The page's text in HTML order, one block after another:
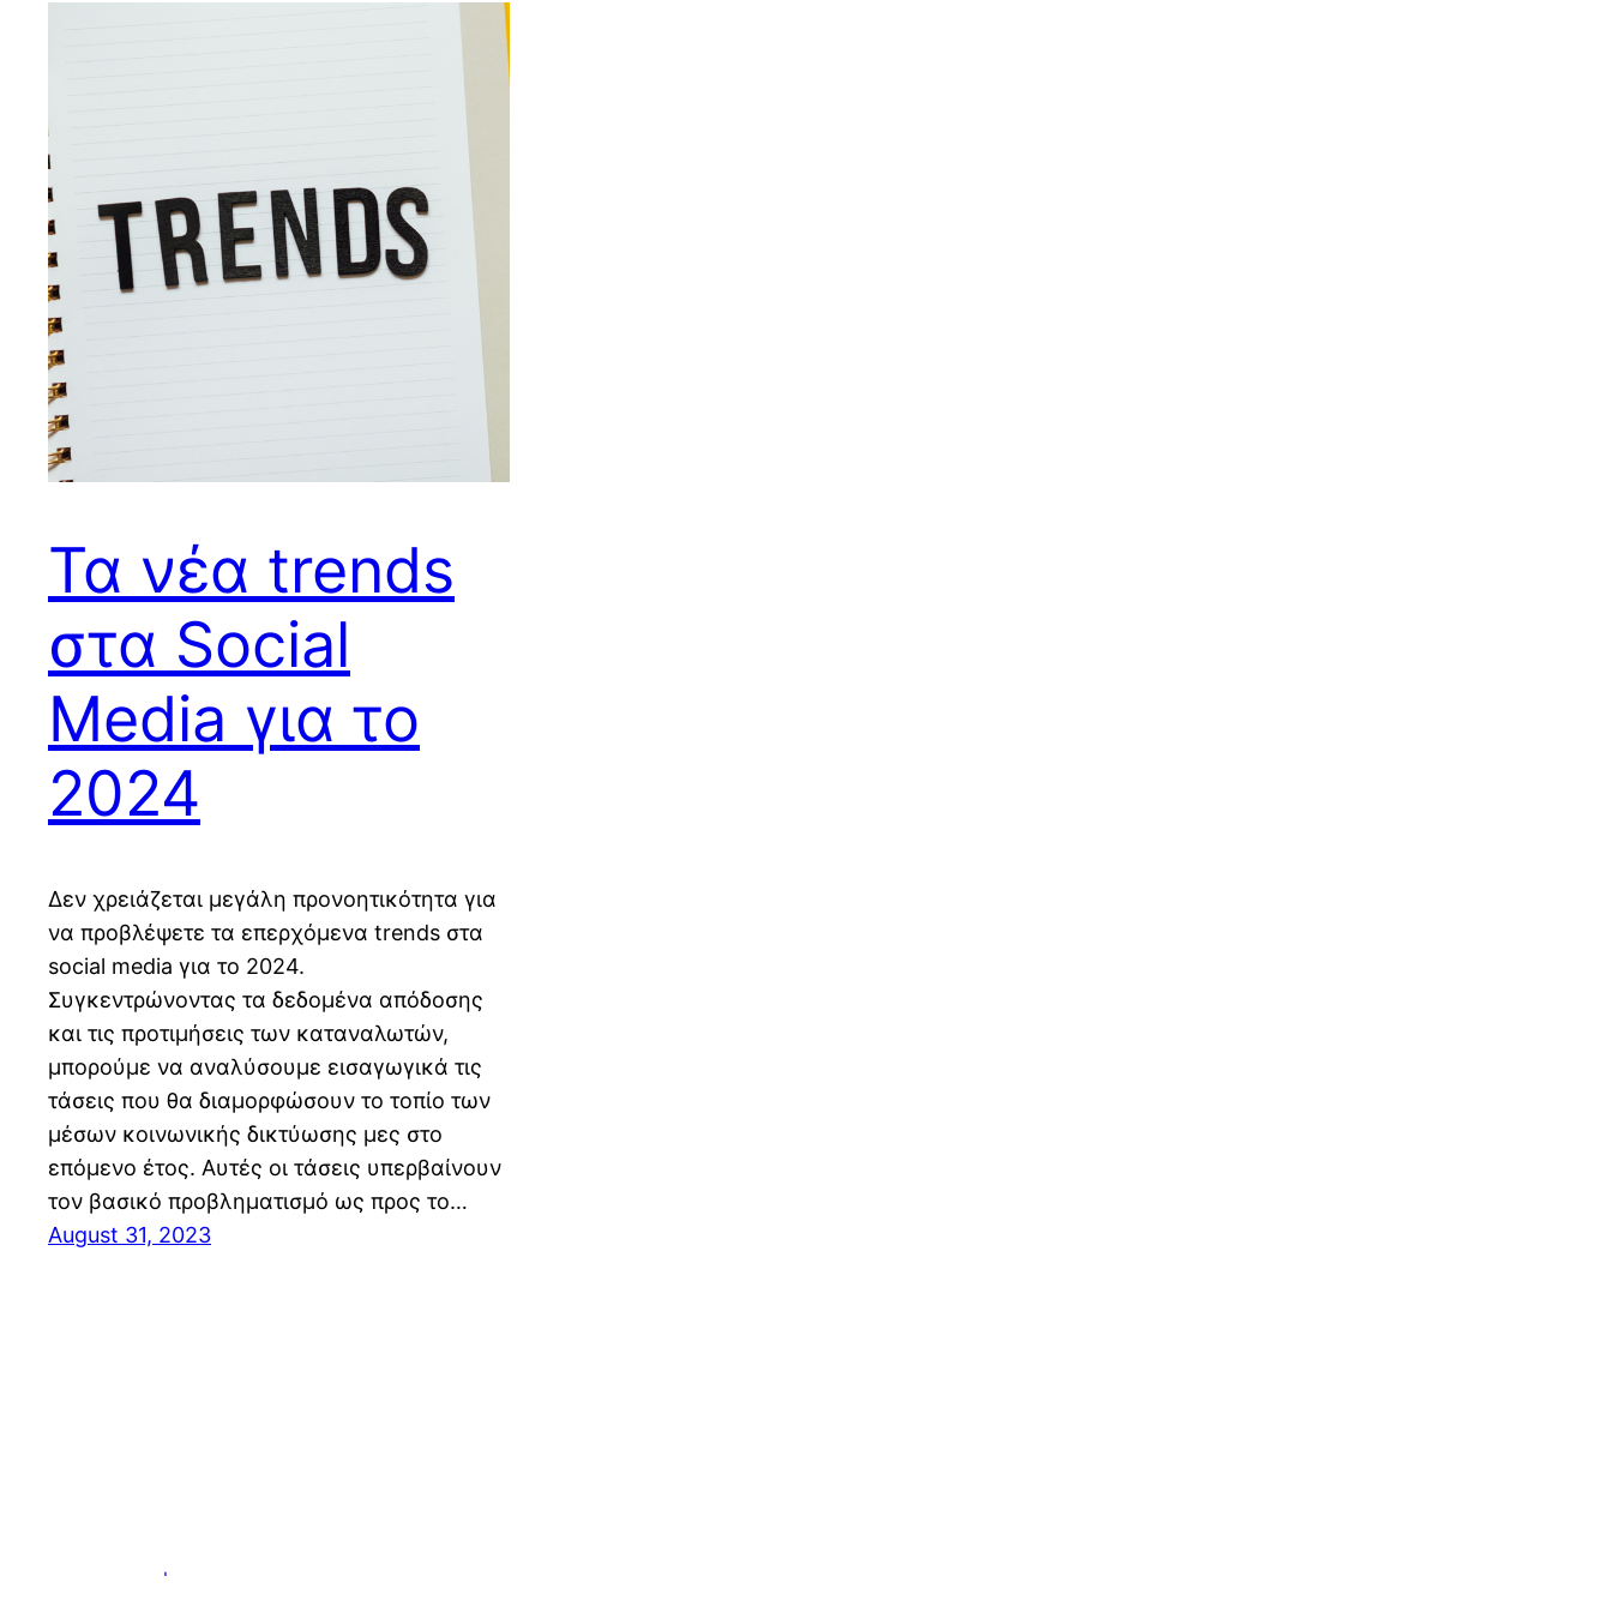
Τα νέα trends
στα Social
Media για το
2024
Δεν χρειάζεται μεγάλη προνοητικότητα για
να προβλέψετε τα επερχόμενα trends στα
social media για το 2024.
Συγκεντρώνοντας τα δεδομένα απόδοσης
και τις προτιμήσεις των καταναλωτών,
μπορούμε να αναλύσουμε εισαγωγικά τις
τάσεις που θα διαμορφώσουν το τοπίο των
μέσων κοινωνικής δικτύωσης μες στο
επόμενο έτος. Αυτές οι τάσεις υπερβαίνουν
τον βασικό προβληματισμό ως προς το…
August 31, 2023
Adrenaline | ICAP CRIF